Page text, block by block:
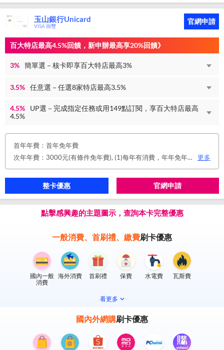
玉山銀行Unicard
VISA 御璽
官網申請
百大特店最高4.5%回饋，新申辦最高享20%回饋》
3% 簡單選－核卡即享百大特店最高3%
3.5% 任意選－任選8家特店最高3.5%
4.5%
UP選－完成指定任務或用149點訂閱，享百大特店最高
4.5%
首年年費：首年免年費
次年年費：3000元(有條件免年費), (1)每年有消費，年年免年費。或(2)同時使用玉山帳戶自動扣繳信用卡款及帳單e化期間享免年費優惠。
更多
整卡優惠 官網申請
點擊感興趣的主題圖示，查詢本卡完整優惠
一般消費、首刷禮、繳費刷卡優惠
國內一般
消費
海外消費 首刷禮 保費 水電費 瓦斯費
看更多
國內外網購刷卡優惠